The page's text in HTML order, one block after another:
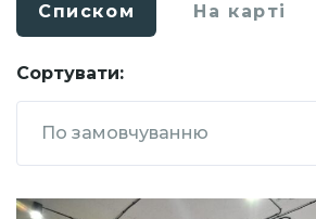
Списком На карті
Сортувати:
По замовчуванню